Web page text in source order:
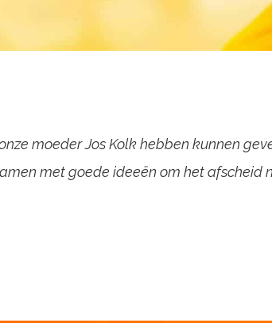
moeder Jos Kolk hebben kunnen
met goede ideeën om het afscheid